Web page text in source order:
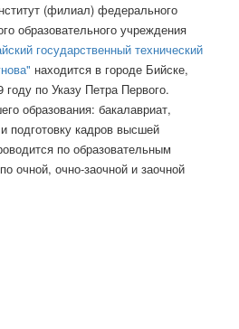
(филиал) федерального
образовательного учреждения
государственный технический
находится в городе Бийске,
по Указу Петра Первого.
образования: бакалавриат,
подготовку кадров высшей
по образовательным
очной, очно-заочной и заочной